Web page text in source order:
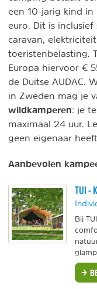
een 10-jarig kind
euro. Dit is
caravan,
toeristenbelasting.
Europa hiervoor €
de Duitse AUDAC.
in Zweden mag je
wildkamperen: je
maximaal 24 uur.
geen eigenaar
Aanbevolen
TUI -
Bij